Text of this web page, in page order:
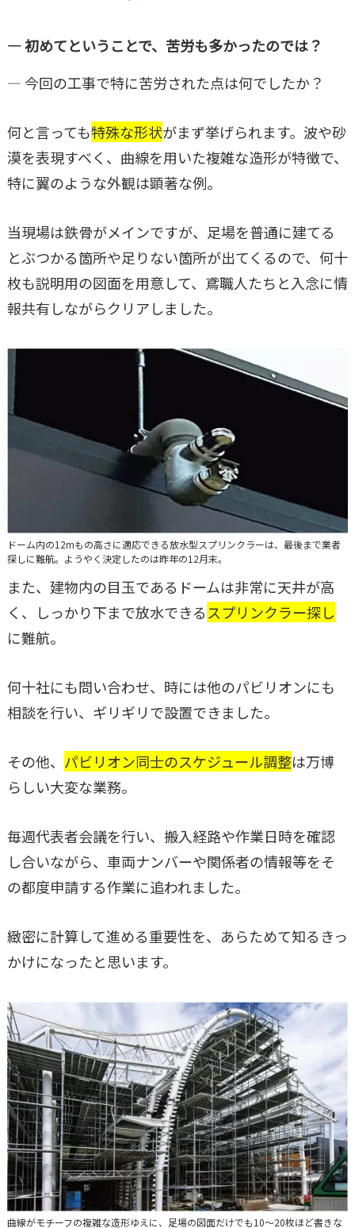
― 初めてということで、苦労も多かったのでは？
― 今回の工事で特に苦労された点は何でしたか？
何と言っても特殊な形状がまず挙げられます。波や砂
漠を表現すべく、曲線を用いた複雑な造形が特徴で、
特に翼のような外観は顕著な例。
当現場は鉄骨がメインですが、足場を普通に建てる
とぶつかる箇所や足りない箇所が出てくるので、何十
枚も説明用の図面を用意して、鳶職人たちと入念に情
報共有しながらクリアしました。
ドーム内の12mもの高さに適応できる放水型スプリンクラーは、最後まで業者
探しに難航。ようやく決定したのは昨年の12月末。
また、建物内の目玉であるドームは非常に天井が高
く、しっかり下まで放水できるスプリンクラー探し
に難航。
何十社にも問い合わせ、時には他のパビリオンにも
相談を行い、ギリギリで設置できました。
その他、 パビリオン同士のスケジュール調整は万博
らしい大変な業務。
毎週代表者会議を行い、搬入経路や作業日時を確認
し合いながら、車両ナンバーや関係者の情報等をそ
の都度申請する作業に追われました。
緻密に計算して進める重要性を、あらためて知るきっ
かけになったと思います。
曲線がモチーフの複雑な造形ゆえに、足場の図面だけでも10～20枚ほど書きな